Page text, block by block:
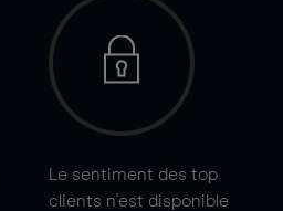
Le sentiment des top
clients n'est disponible